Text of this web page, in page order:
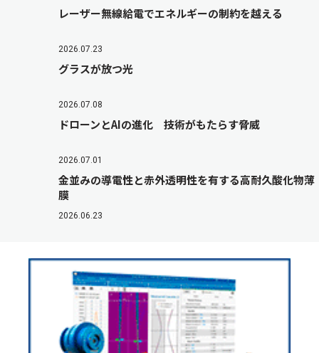
レーザー無線給電でエネルギーの制約を越える
2026.07.23
グラスが放つ光
2026.07.08
ドローンとAIの進化 技術がもたらす脅威
2026.07.01
金並みの導電性と赤外透明性を有する高耐久酸化物薄
膜
2026.06.23